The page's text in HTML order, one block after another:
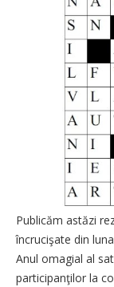
Publicăm astăzi
încrucişate din
Anul omagial al
participanţilor la